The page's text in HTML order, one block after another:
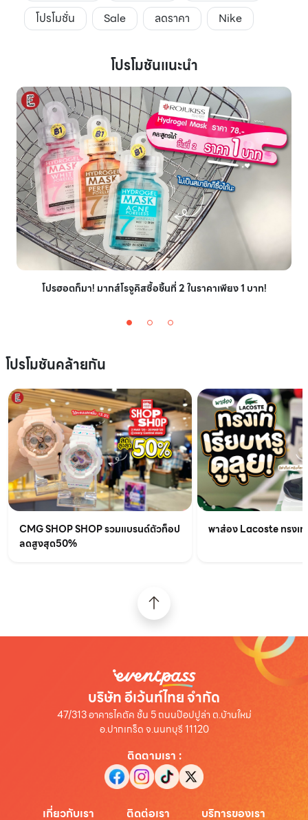
โปรโมชั่น
Sale ลดราคา Nike
โปรโมชันแนะนำ
โปรฮอตก็มา! มากส์โรจูคิสซื้อชิ้นที่ 2 ในราคาเพียง 1 บาท!
โปรโมชันคล้ายกัน
CMG SHOP SHOP รวมแบรนด์ตัวท็อป
ลดสูงสุด50%
พาส่อง Lacoste ทรงเ
บริษัท อีเว้นท์ไทย จำกัด
47/313 อาคารไคตัค ชั้น 5 ถนนป๊อปปูล่า ต.บ้านใหม่
อ.ปากเกร็ด จ.นนทบุรี 11120
ติดตามเรา :
เกี่ยวกับเรา ติดต่อเรา บริการของเรา